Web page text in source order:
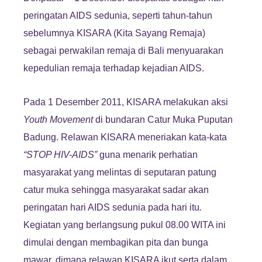
peringatan AIDS sedunia, seperti tahun-tahun
sebelumnya KISARA (Kita Sayang Remaja)
sebagai perwakilan remaja di Bali menyuarakan
kepedulian remaja terhadap kejadian AIDS.
Pada 1 Desember 2011, KISARA melakukan aksi
Youth Movementdi bundaran Catur Muka Puputan
Badung. Relawan KISARA meneriakan kata-kata
“STOP HIV-AIDS”guna menarik perhatian
masyarakat yang melintas di seputaran patung
catur muka sehingga masyarakat sadar akan
peringatan hari AIDS sedunia pada hari itu.
Kegiatan yang berlangsung pukul 08.00 WITA ini
dimulai dengan membagikan pita dan bunga
mawar, dimana relawan KISARA ikut serta dalam